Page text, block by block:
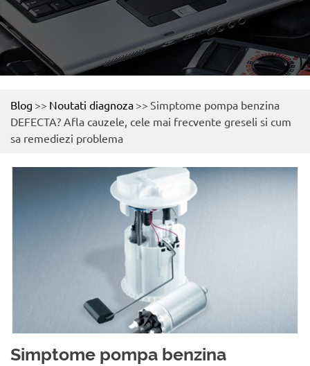
Blog >> Noutati diagnoza >> Simptome pompa benzina
DEFECTA? Afla cauzele, cele mai frecvente greseli si cum
sa remediezi problema
Simptome pompa benzina